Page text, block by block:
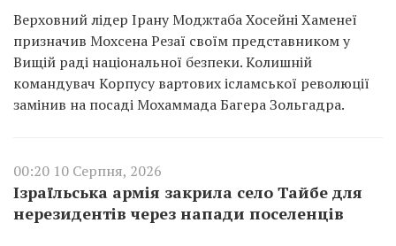
Верховний лідер Ірану Моджтаба Хосейні Хаменеї
призначив Мохсена Резаї своїм представником у
Вищій раді національної безпеки. Колишній
командувач Корпусу вартових ісламської революції
замінив на посаді Мохаммада Багера Зольгадра.
00:20 10 Серпня, 2026
Ізраїльська армія закрила село Тайбе для
нерезидентів через напади поселенців